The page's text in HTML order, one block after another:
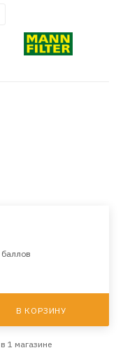
В КОРЗИНУ
1 магазине